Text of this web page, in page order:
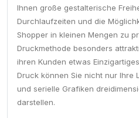
Ihnen große gestalterische
Durchlaufzeiten und die
Shopper in kleinen Mengen zu
Druckmethode besonders
ihren Kunden etwas
Druck können Sie nicht nur Ihre
und serielle Grafiken
darstellen.